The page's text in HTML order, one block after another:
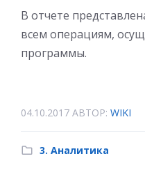
В отчете
всем операциям,
программы.
04.10.2017 АВТОР: WIKI
3. Аналитика